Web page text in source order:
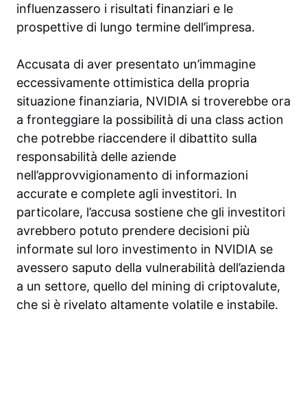
influenzassero i risultati finanziari e le
prospettive di lungo termine dell’impresa.
Accusata di aver presentato un’immagine
eccessivamente ottimistica della propria
situazione finanziaria, NVIDIA si troverebbe ora
a fronteggiare la possibilità di una class action
che potrebbe riaccendere il dibattito sulla
responsabilità delle aziende
nell’approvvigionamento di informazioni
accurate e complete agli investitori. In
particolare, l’accusa sostiene che gli investitori
avrebbero potuto prendere decisioni più
informate sul loro investimento in NVIDIA se
avessero saputo della vulnerabilità dell’azienda
a un settore, quello del mining di criptovalute,
che si è rivelato altamente volatile e instabile.